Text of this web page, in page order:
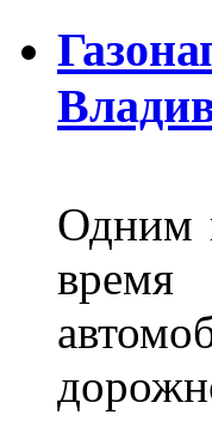
Одним
время